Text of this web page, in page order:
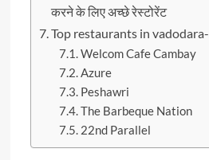
करने के लिए अच्छे रेस्टोरेंट
Top restaurants in vadodara-
Welcom Cafe Cambay
Azure
Peshawri
The Barbeque Nation
22nd Parallel